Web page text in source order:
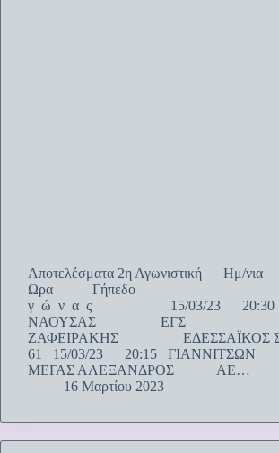
Αποτελέσματα 2η Αγωνιστική Ημ/νια
Ωρα Γήπεδο
γ ώ ν α ς 15/03/23 20:30
ΝΑΟΥΣΑΣ ΕΓΣ
ΖΑΦΕΙΡΑΚΗΣ ΕΔΕΣΣΑΪΚΟΣ
61 15/03/23 20:15
ΜΕΓΑΣ ΑΛΕΞΑΝΔΡΟΣ ΑΕ…
16 Μαρτίου 2023